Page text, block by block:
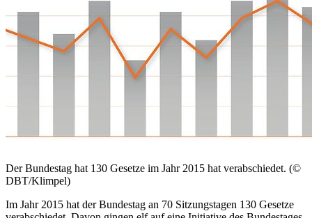
Der Bundestag hat 130 Gesetze im Jahr 2015 hat verabschiedet. (©
DBT/Klimpel)
Im Jahr 2015 hat der Bundestag an 70 Sitzungstagen 130 Gesetze